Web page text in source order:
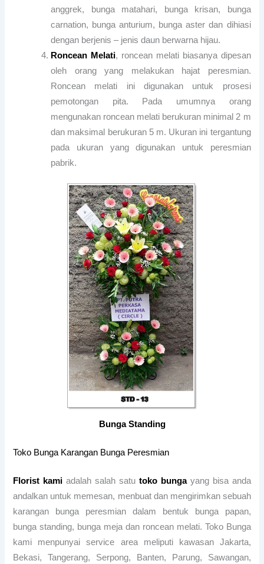
anggrek, bunga matahari, bunga krisan, bunga
carnation, bunga anturium, bunga aster dan dihiasi
dengan berjenis – jenis daun berwarna hijau.
Roncean Melati, roncean melati biasanya dipesan
oleh orang yang melakukan hajat peresmian.
Roncean melati ini digunakan untuk prosesi
pemotongan pita. Pada umumnya orang
mengunakan roncean melati berukuran minimal 2 m
dan maksimal berukuran 5 m. Ukuran ini tergantung
pada ukuran yang digunakan untuk peresmian
pabrik.
Bunga Standing
Toko Bunga Karangan Bunga Peresmian
Florist kami adalah salah satu toko bungayang bisa anda
andalkan untuk memesan, menbuat dan mengirimkan sebuah
karangan bunga peresmian dalam bentuk bunga papan,
bunga standing, bunga meja dan roncean melati. Toko Bunga
kami menpunyai service area meliputi kawasan Jakarta,
Bekasi, Tangerang, Serpong, Banten, Parung, Sawangan,